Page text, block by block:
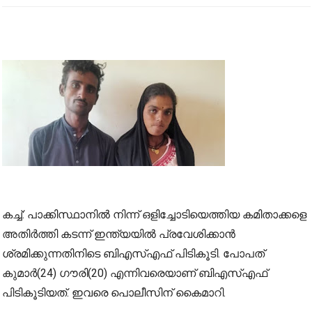
കച്ച്: പാക്കിസ്ഥാനില്‍ നിന്ന് ഒളിച്ചോടിയെത്തിയ കമിതാക്കളെ
അതിര്‍ത്തി കടന്ന് ഇന്ത്യയില്‍ പ്രവേശിക്കാന്‍
ശ്രമിക്കുന്നതിനിടെ ബിഎസ്എഫ് പിടികൂടി. പോപത്
കുമാര്‍(24) ഗൗരി(20) എന്നിവരെയാണ് ബിഎസ്എഫ്
പിടികൂടിയത്. ഇവരെ പൊലീസിന് കൈമാറി.